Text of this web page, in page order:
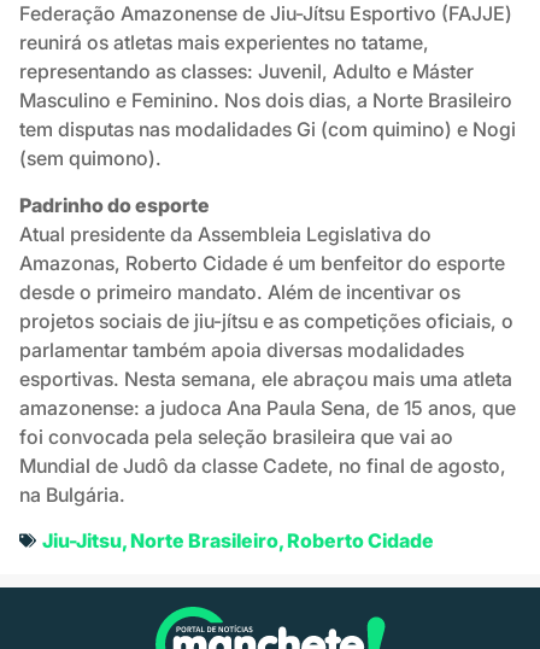
Federação Amazonense de Jiu-Jítsu Esportivo (FAJJE)
reunirá os atletas mais experientes no tatame,
representando as classes: Juvenil, Adulto e Máster
Masculino e Feminino. Nos dois dias, a Norte Brasileiro
tem disputas nas modalidades Gi (com quimino) e Nogi
(sem quimono).
Padrinho do esporte
Atual presidente da Assembleia Legislativa do
Amazonas, Roberto Cidade é um benfeitor do esporte
desde o primeiro mandato. Além de incentivar os
projetos sociais de jiu-jítsu e as competições oficiais, o
parlamentar também apoia diversas modalidades
esportivas. Nesta semana, ele abraçou mais uma atleta
amazonense: a judoca Ana Paula Sena, de 15 anos, que
foi convocada pela seleção brasileira que vai ao
Mundial de Judô da classe Cadete, no final de agosto,
na Bulgária.
Jiu-Jitsu,Norte Brasileiro,Roberto Cidade